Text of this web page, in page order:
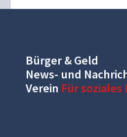
Bürger & Geld
News- und
Verein Für soziales